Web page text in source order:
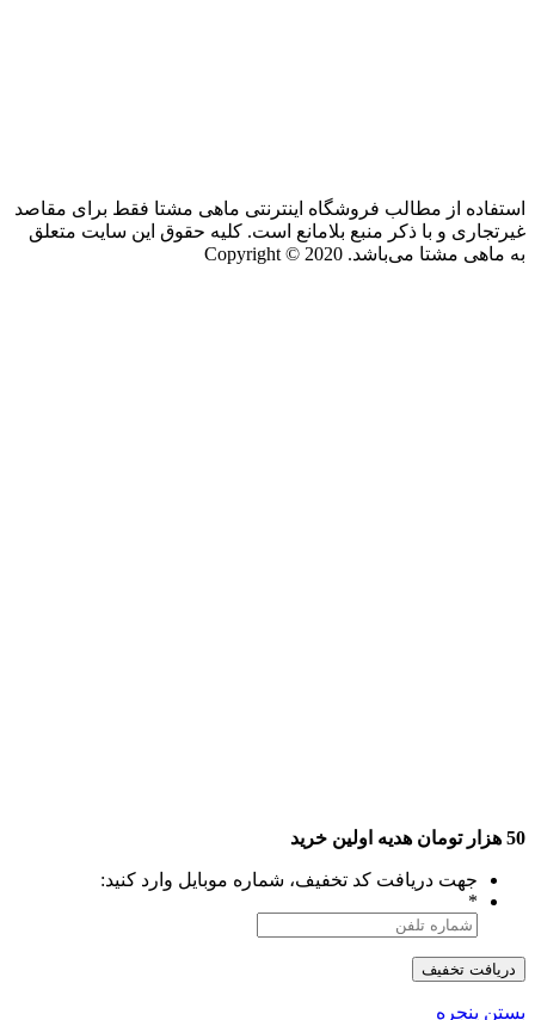
استفاده از مطالب فروشگاه اینترنتی ماهی مشتا فقط برای مقاصد
غیرتجاری و با ذکر منبع بلامانع است. کلیه حقوق این سایت متعلق
به ماهی مشتا می‌باشد. Copyright © 2020
50 هزار تومان هدیه اولین خرید
جهت دریافت کد تخفیف، شماره موبایل وارد کنید:
*
بستن پنجره